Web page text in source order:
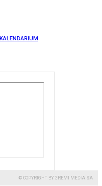
KALENDARIUM
© COPYRIGHT BY GREMI MEDIA SA